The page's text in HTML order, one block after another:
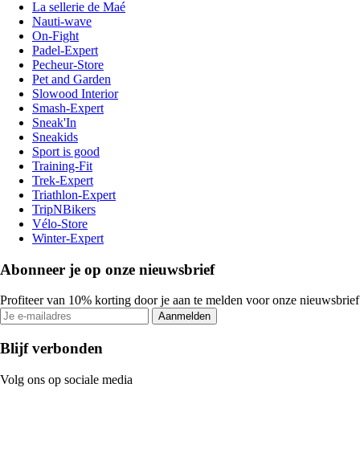
La sellerie de Maé
Nauti-wave
On-Fight
Padel-Expert
Pecheur-Store
Pet and Garden
Slowood Interior
Smash-Expert
Sneak'In
Sneakids
Sport is good
Training-Fit
Trek-Expert
Triathlon-Expert
TripNBikers
Vélo-Store
Winter-Expert
Abonneer je op onze nieuwsbrief
Profiteer van 10% korting door je aan te melden voor onze nieuwsbrief
Aanmelden
Blijf verbonden
Volg ons op sociale media